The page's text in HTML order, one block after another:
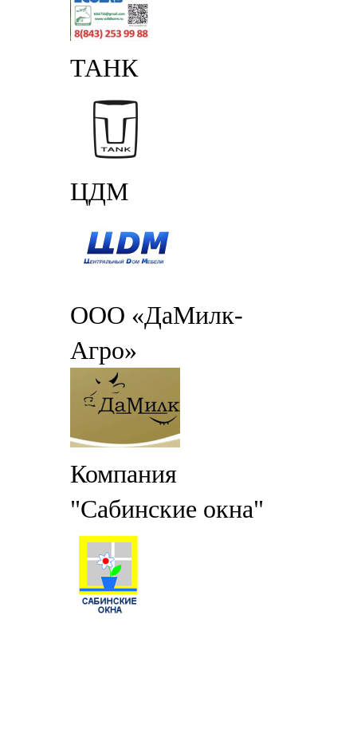
ТАНК
ЦДМ
ООО «ДаМилк-
Агро»
Компания
"Сабинские окна"